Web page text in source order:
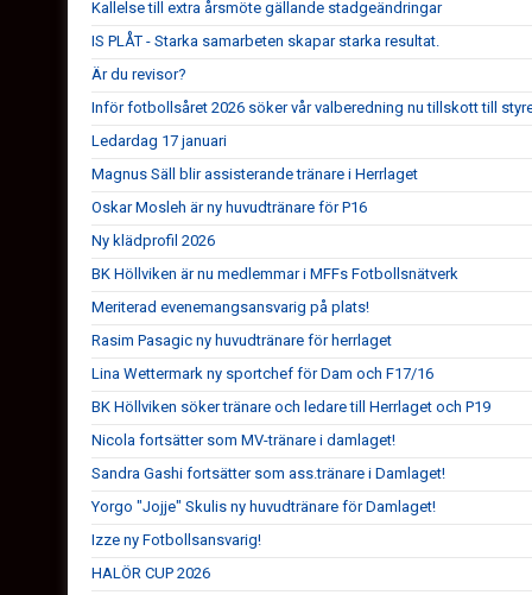
Kallelse till extra årsmöte gällande stadgeändringar
IS PLÅT - Starka samarbeten skapar starka resultat.
Är du revisor?
Inför fotbollsåret 2026 söker vår valberedning nu tillskott till
Ledardag 17 januari
Magnus Säll blir assisterande tränare i Herrlaget
Oskar Mosleh är ny huvudtränare för P16
Ny klädprofil 2026
BK Höllviken är nu medlemmar i MFFs Fotbollsnätverk
Meriterad evenemangsansvarig på plats!
Rasim Pasagic ny huvudtränare för herrlaget
Lina Wettermark ny sportchef för Dam och F17/16
BK Höllviken söker tränare och ledare till Herrlaget och P19
Nicola fortsätter som MV-tränare i damlaget!
Sandra Gashi fortsätter som ass.tränare i Damlaget!
Yorgo "Jojje" Skulis ny huvudtränare för Damlaget!
Izze ny Fotbollsansvarig!
HALÖR CUP 2026